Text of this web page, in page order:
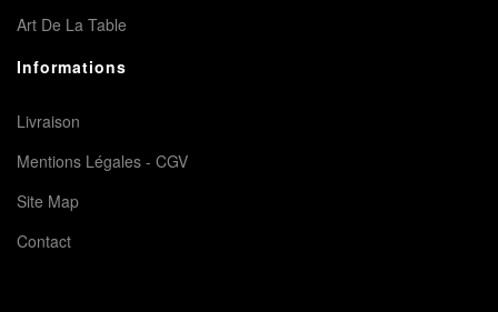
Art De La Table
Informations
Livraison
Mentions Légales - CGV
Site Map
Contact